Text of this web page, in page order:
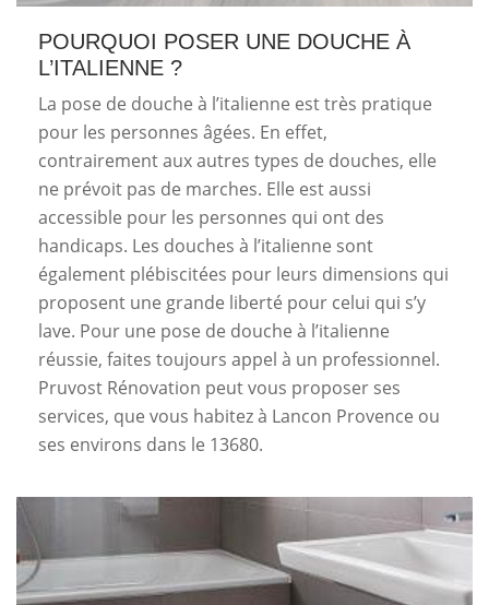
POURQUOI POSER UNE DOUCHE À
L’ITALIENNE ?
La pose de douche à l’italienne est très pratique
pour les personnes âgées. En effet,
contrairement aux autres types de douches, elle
ne prévoit pas de marches. Elle est aussi
accessible pour les personnes qui ont des
handicaps. Les douches à l’italienne sont
également plébiscitées pour leurs dimensions qui
proposent une grande liberté pour celui qui s’y
lave. Pour une pose de douche à l’italienne
réussie, faites toujours appel à un professionnel.
Pruvost Rénovation peut vous proposer ses
services, que vous habitez à Lancon Provence ou
ses environs dans le 13680.